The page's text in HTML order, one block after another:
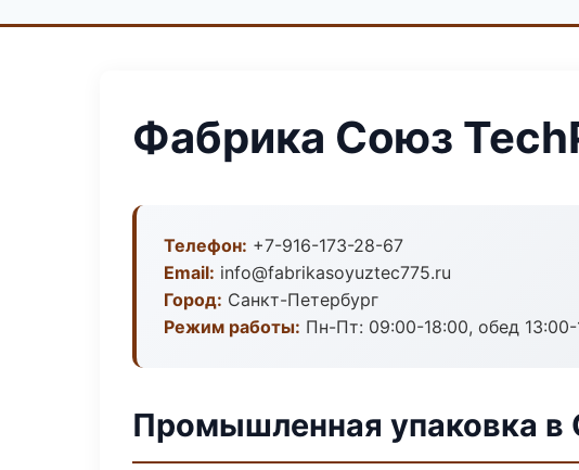
Фабрика Союз
Телефон: +7-916-173-28-67
Email: info@fabrikasoyuztec775.ru
Город: Санкт-Петербург
Режим работы: Пн-Пт: 09:00-18:00, обед 13:00-
Промышленная упаковка в